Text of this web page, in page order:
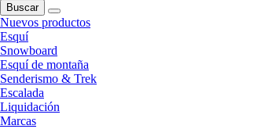
Buscar
Nuevos productos
Esquí
Snowboard
Esquí de montaña
Senderismo & Trek
Escalada
Liquidación
Marcas